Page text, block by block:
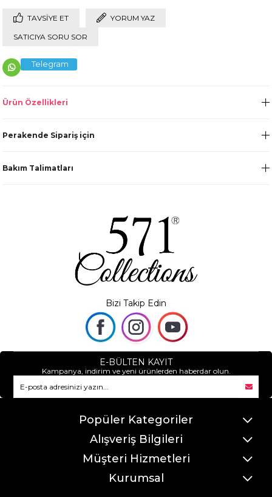
TAVSIYE ET YORUM YAZ
SATICIYA SORU SOR
Telegram
Ürün Özellikleri
Perakende Sipariş için
Bakım Talimatları
Bizi Takip Edin
E-BÜLTEN KAYIT
Kampanya, indirim ve yeni ürünlerden haberdar olun.
Popüler Kategoriler
Alışveriş Bilgileri
Müşteri Hizmetleri
Kurumsal